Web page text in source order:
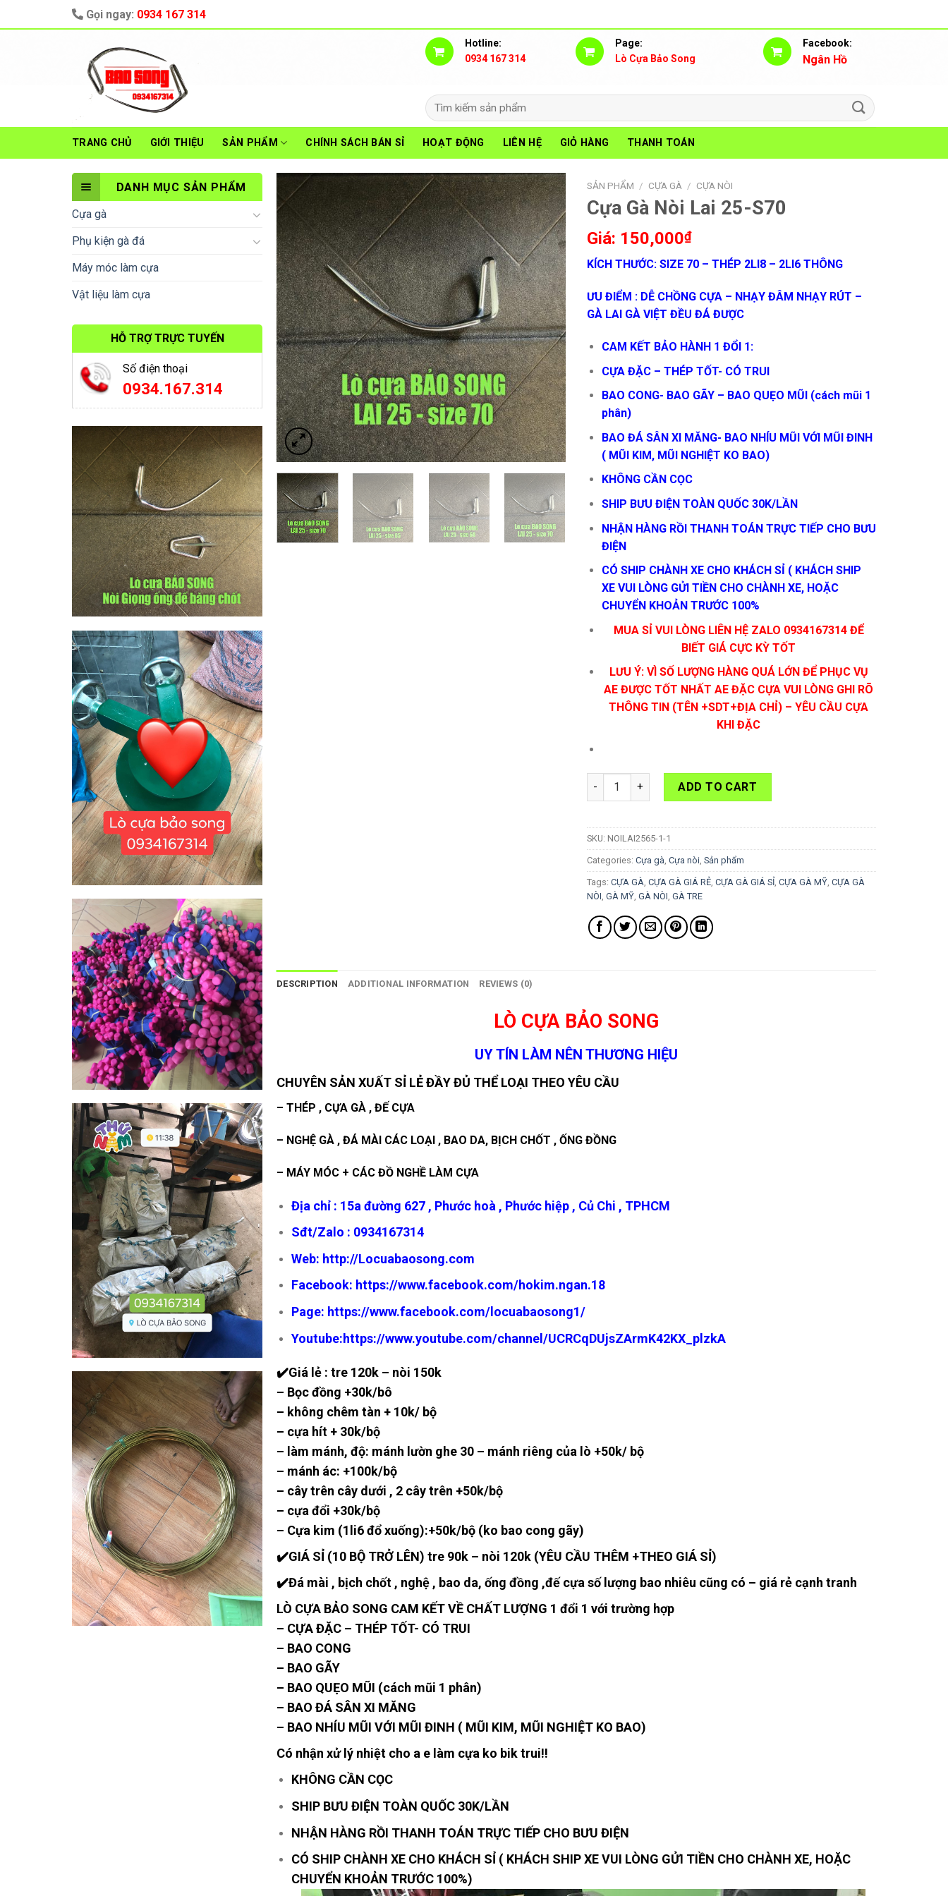
to
Gọi ngay: 0934 167 314
Hotline:
0934 167 314
Page:
Lò Cựa Bảo Song
Facebook:
Ngân Hồ
Search
for:
TRANG CHỦ GIỚI THIỆU SẢN PHẨM CHÍNH SÁCH BÁN SỈ HOẠT ĐỘNG LIÊN HỆ GIỎ HÀNG THANH TOÁN
DANH MỤC SẢN PHẨM
Cựa gà
Phụ kiện gà đá
Máy móc làm cựa
Vật liệu làm cựa
HỖ TRỢ TRỰC TUYẾN
Số điện thoại
0934.167.314
SẢN PHẨM / CỰA GÀ / CỰA NÒI
Cựa Gà Nòi Lai 25-S70
150,000₫
KÍCH THƯỚC: SIZE 70 – THÉP 2LI8 – 2LI6 THÔNG
ƯU ĐIỂM : DỄ CHỒNG CỰA – NHẠY ĐÂM NHẠY RÚT –
GÀ LAI GÀ VIỆT ĐỀU ĐÁ ĐƯỢC
CAM KẾT BẢO HÀNH 1 ĐỔI 1:
CỰA ĐẶC – THÉP TỐT- CÓ TRUI
BAO CONG- BAO GÃY – BAO QUẸO MŨI (cách mũi 1
phân)
BAO ĐÁ SÂN XI MĂNG- BAO NHÍU MŨI VỚI MŨI ĐINH
( MŨI KIM, MŨI NGHIỆT KO BAO)
KHÔNG CẦN CỌC
SHIP BƯU ĐIỆN TOÀN QUỐC 30K/LẦN
NHẬN HÀNG RỒI THANH TOÁN TRỰC TIẾP CHO BƯU
ĐIỆN
CÓ SHIP CHÀNH XE CHO KHÁCH SỈ ( KHÁCH SHIP
XE VUI LÒNG GỬI TIỀN CHO CHÀNH XE, HOẶC
CHUYỂN KHOẢN TRƯỚC 100%
MUA SỈ VUI LÒNG LIÊN HỆ ZALO 0934167314 ĐỂ
BIẾT GIÁ CỰC KỲ TỐT
LƯU Ý: VÌ SỐ LƯỢNG HÀNG QUÁ LỚN ĐỂ PHỤC VỤ
AE ĐƯỢC TỐT NHẤT AE ĐẶC CỰA VUI LÒNG GHI RÕ
THÔNG TIN (TÊN +SDT+ĐỊA CHỈ) – YÊU CẦU CỰA
KHI ĐẶC
Cựa Gà Nòi Lai 25-S70 quantity
ADD TO CART
SKU: NOILAI2565-1-1
Categories: Cựa gà Cựa nòi Sản phẩm
Tags: CỰA GÀ CỰA GÀ GIÁ RẺ CỰA GÀ GIÁ SỈ CỰA GÀ MỸ CỰA GÀ
NÒI GÀ MỸ GÀ NÒI GÀ TRE
DESCRIPTION ADDITIONAL INFORMATION REVIEWS (0)
LÒ CỰA BẢO SONG
UY TÍN LÀM NÊN THƯƠNG HIỆU
CHUYÊN SẢN XUẤT SỈ LẺ ĐẦY ĐỦ THỂ LOẠI THEO YÊU CẦU
– THÉP , CỰA GÀ , ĐẾ CỰA
– NGHỆ GÀ , ĐÁ MÀI CÁC LOẠI , BAO DA, BỊCH CHỐT , ỐNG ĐỒNG
– MÁY MÓC + CÁC ĐỒ NGHỀ LÀM CỰA
Địa chỉ : 15a đường 627 , Phước hoà , Phước hiệp , Củ Chi , TPHCM
Sđt/Zalo : 0934167314
Web: http://Locuabaosong.com
Facebook: https://www.facebook.com/hokim.ngan.18
Page: https://www.facebook.com/locuabaosong1/
Youtube:https://www.youtube.com/channel/UCRCqDUjsZArmK42KX_plzkA
✔️Giá lẻ : tre 120k – nòi 150k
– Bọc đồng +30k/bô
– không chêm tàn + 10k/ bộ
– cựa hít + 30k/bộ
– làm mánh, độ: mánh lườn ghe 30 – mánh riêng của lò +50k/ bộ
– mánh ác: +100k/bộ
– cây trên cây dưới , 2 cây trên +50k/bộ
– cựa đổi +30k/bộ
– Cựa kim (1li6 đổ xuống):+50k/bộ (ko bao cong gãy)
✔️GIÁ SỈ (10 BỘ TRỞ LÊN) tre 90k – nòi 120k (YÊU CẦU THÊM +THEO GIÁ SỈ)
✔️Đá mài , bịch chốt , nghệ , bao da, ống đồng ,đế cựa số lượng bao nhiêu cũng có – giá rẻ cạnh tranh
LÒ CỰA BẢO SONG CAM KẾT VỀ CHẤT LƯỢNG 1 đổi 1 với trường hợp
– CỰA ĐẶC – THÉP TỐT- CÓ TRUI
– BAO CONG
– BAO GÃY
– BAO QUẸO MŨI (cách mũi 1 phân)
– BAO ĐÁ SÂN XI MĂNG
– BAO NHÍU MŨI VỚI MŨI ĐINH ( MŨI KIM, MŨI NGHIỆT KO BAO)
Có nhận xử lý nhiệt cho a e làm cựa ko bik trui!!
KHÔNG CẦN CỌC
SHIP BƯU ĐIỆN TOÀN QUỐC 30K/LẦN
NHẬN HÀNG RỒI THANH TOÁN TRỰC TIẾP CHO BƯU ĐIỆN
CÓ SHIP CHÀNH XE CHO KHÁCH SỈ ( KHÁCH SHIP XE VUI LÒNG GỬI TIỀN CHO CHÀNH XE, HOẶC
CHUYỂN KHOẢN TRƯỚC 100%)